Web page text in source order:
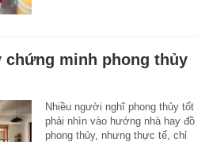
chứng minh phong thủy
Nhiều người nghĩ phong thủy tốt
phải nhìn vào hướng nhà hay đồ
phong thủy, nhưng thực tế, chỉ